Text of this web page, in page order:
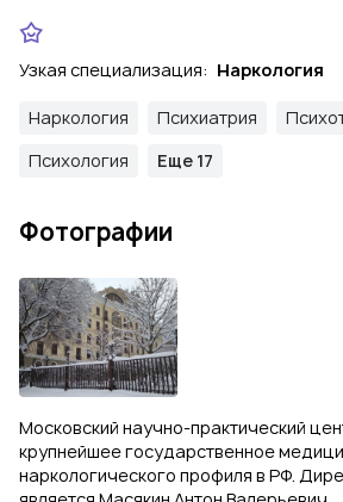
Узкая специализация: Наркология
Наркология Психиатрия
Психология
Еще 17
Фотографии
Московский научно-практический
крупнейшее государственное
наркологического профиля в РФ.